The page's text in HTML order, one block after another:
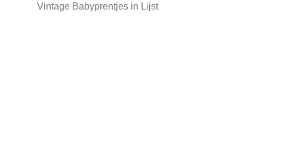
Vintage Babyprentjes in Lijst